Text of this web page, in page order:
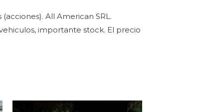
All American SRL.
importante stock. El precio